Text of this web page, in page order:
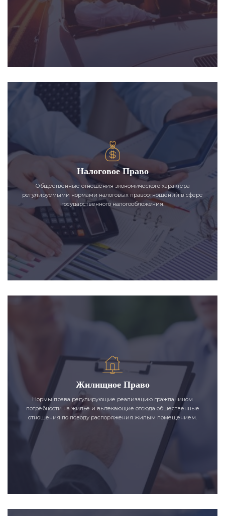
Налоговое Право
Общественные отношения экономического характера
регулируемыми нормами налоговых правоотношений в сфере
государственного налогообложения.
Жилищное Право
Нормы права регулирующие реализацию гражданином
потребности на жилье и вытекающие отсюда общественные
отношения по поводу распоряжения жилым помещением.